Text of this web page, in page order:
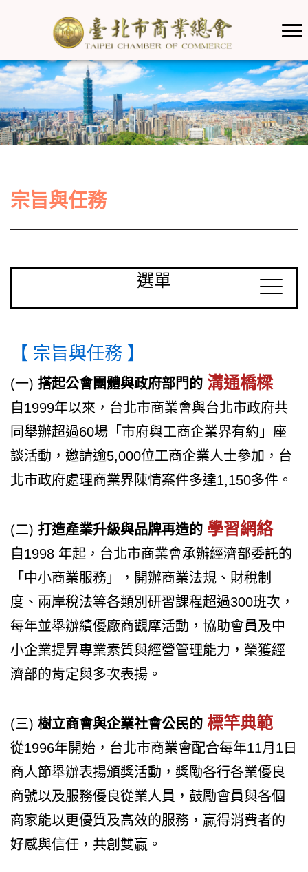
宗旨與任務
選單
【 宗旨與任務 】
(一) 搭起公會團體與政府部門的 溝通橋樑
自1999年以來，台北市商業會與台北市政府共
同舉辦超過60場「市府與工商企業界有約」座
談活動，邀請逾5,000位工商企業人士參加，台
北市政府處理商業界陳情案件多達1,150多件。
(二) 打造產業升級與品牌再造的 學習網絡
自1998 年起，台北市商業會承辦經濟部委託的
「中小商業服務」，開辦商業法規、財稅制
度、兩岸稅法等各類別研習課程超過300班次，
每年並舉辦績優廠商觀摩活動，協助會員及中
小企業提昇專業素質與經營管理能力，榮獲經
濟部的肯定與多次表揚。
(三) 樹立商會與企業社會公民的 標竿典範
從1996年開始，台北市商業會配合每年11月1日
商人節舉辦表揚頒獎活動，獎勵各行各業優良
商號以及服務優良從業人員，鼓勵會員與各個
商家能以更優質及高效的服務，贏得消費者的
好感與信任，共創雙贏。